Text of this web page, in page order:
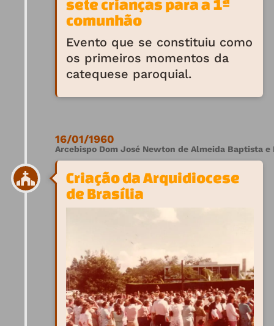
sete crianças para a 1ª
comunhão
Evento que se constituiu como
os primeiros momentos da
catequese paroquial.
16/01/1960
Arcebispo Dom José Newton de Almeida Baptista
Criação da Arquidiocese
de Brasília